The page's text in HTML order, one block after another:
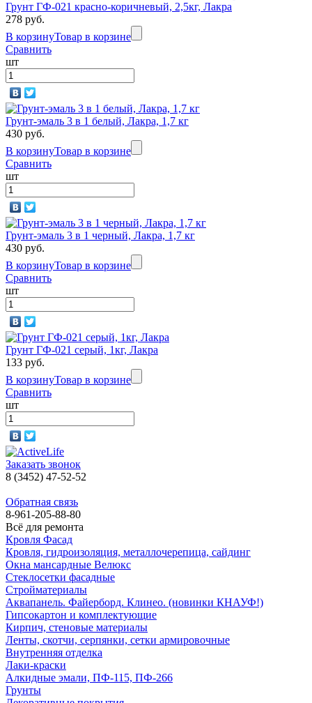
Грунт ГФ-021 красно-коричневый, 2,5кг, Лакра
278 руб.
В корзинуТовар в корзине
Сравнить
шт
Грунт-эмаль 3 в 1 белый, Лакра, 1,7 кг
430 руб.
В корзинуТовар в корзине
Сравнить
шт
Грунт-эмаль 3 в 1 черный, Лакра, 1,7 кг
430 руб.
В корзинуТовар в корзине
Сравнить
шт
Грунт ГФ-021 серый, 1кг, Лакра
133 руб.
В корзинуТовар в корзине
Сравнить
шт
Заказать звонок
8 (3452) 47-52-52
Обратная связь
8-961-205-88-80
Всё для ремонта
Кровля Фасад
Кровля, гидроизоляция, металлочерепица, сайдинг
Окна мансардные Велюкс
Стеклосетки фасадные
Стройматериалы
Аквапанель. Файерборд. Клинео. (новинки КНАУФ!)
Гипсокартон и комплектующие
Кирпич, стеновые материалы
Ленты, скотчи, серпянки, сетки армировочные
Внутренняя отделка
Лаки-краски
Алкидные эмали, ПФ-115, ПФ-266
Грунты